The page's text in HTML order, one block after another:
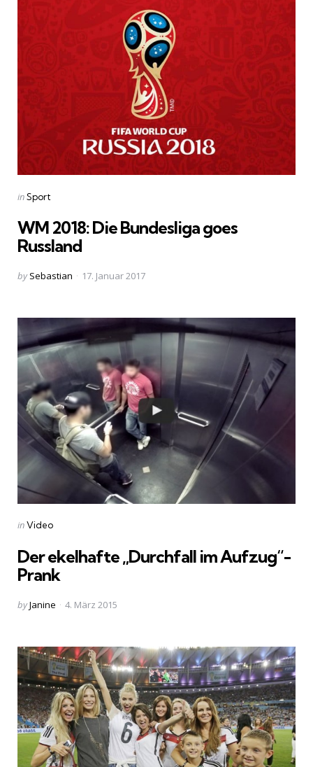
Categories
Posted
inSport
WM 2018: Die Bundesliga goes
Russland
Posted
by Sebastian 17. Januar 2017
Categories
Posted
inVideo
Der ekelhafte „Durchfall im Aufzug“-
Prank
Posted
byJanine 4. März 2015